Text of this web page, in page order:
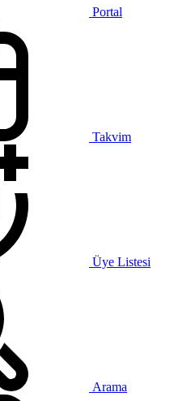
Portal
Takvim
Üye Listesi
Arama